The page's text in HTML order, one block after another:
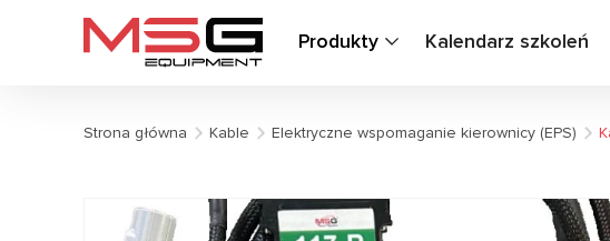
Produkty Kalendarz szkoleń
Strona główna Kable Elektryczne wspomaganie kierownicy (EPS)